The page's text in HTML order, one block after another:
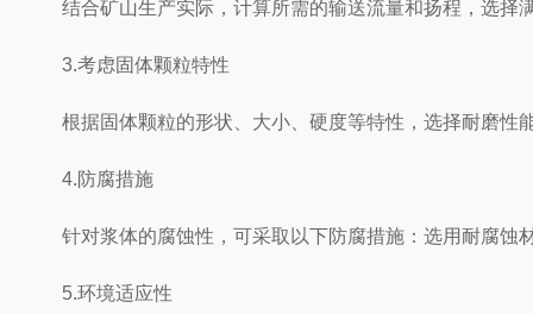
结合矿山生产实际，计算所需的输送流量和扬程，选择
3.考虑固体颗粒特性
根据固体颗粒的形状、大小、硬度等特性，选择耐磨性
4.防腐措施
针对浆体的腐蚀性，可采取以下防腐措施：选用耐腐蚀
5.环境适应性